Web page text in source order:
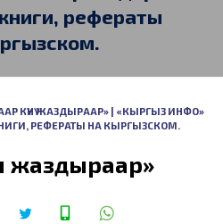
рефераты
КҮНҮ ЖАЗДЫРААР» | «КЫРГЫЗ ИНФО»
РЕФЕРАТЫ НА КЫРГЫЗСКОМ.
жаздыраар»